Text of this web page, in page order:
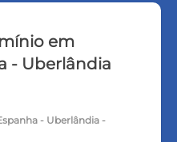
em
- Uberlândia
- Uberlândia -